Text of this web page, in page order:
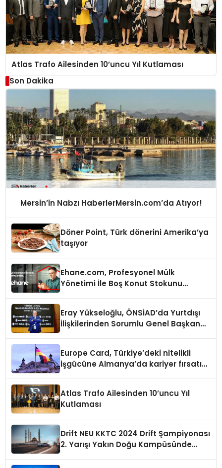
Atlas Trafo Ailesinden 10’uncu Yıl Kutlaması
Son Dakika
Mersin’in Nabzı HaberlerMersin.com’da Atıyor!
Döner Point, Türk dönerini Amerika’ya
taşıyor
Ehane.com, Profesyonel Mülk
Yönetimi İle Boş Konut Stokunu
Eray Yükseloğlu, ÖNSİAD’da Yurtdışı
İlişkilerinden Sorumlu Genel Başkan
Europe Card, Türkiye’deki nitelikli
işgücüne Almanya’da kariyer fırsatı
Atlas Trafo Ailesinden 10’uncu Yıl
Kutlaması
Drift NEU KKTC 2024 Drift Şampiyonası
2. Yarışı Yakın Doğu Kampüsünde